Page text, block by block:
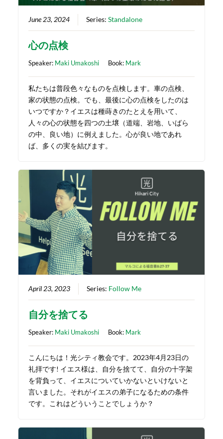
June 23, 2024 Series:Standalone
心の点検
Speaker: Maki Umakoshi Book: Mark
私たちは普段色々なものを点検します。車の点検、
家の状態の点検。でも、最後に心の点検をしたのは
いつですか？イエスは種蒔きのたとえを用いて、
人々の心の状態を四つの土壌（道端、岩地、いばら
の中、良い地）に例えました。心が良い地であれ
ば、多くの実を結びます。
April 23, 2023 Series: Follow Me
自分を捨てる
Speaker: Maki Umakoshi Book: Mark
こんにちは！光シティ教会です。2023年4月23日の
礼拝です! イエス様は、自分を捨てて、自分の十字架
を背負って、イエスについていかないといけないと
言いました。それがイエスの弟子になるための条件
です。これはどういうことでしょうか？